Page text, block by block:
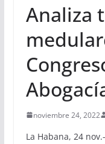
Analiza
noviembre 24, 2022
La Habana, 24